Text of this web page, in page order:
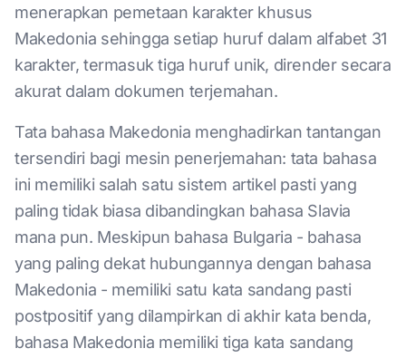
menerapkan pemetaan karakter khusus
Makedonia sehingga setiap huruf dalam alfabet 31
karakter, termasuk tiga huruf unik, dirender secara
akurat dalam dokumen terjemahan.
Tata bahasa Makedonia menghadirkan tantangan
tersendiri bagi mesin penerjemahan: tata bahasa
ini memiliki salah satu sistem artikel pasti yang
paling tidak biasa dibandingkan bahasa Slavia
mana pun. Meskipun bahasa Bulgaria - bahasa
yang paling dekat hubungannya dengan bahasa
Makedonia - memiliki satu kata sandang pasti
postpositif yang dilampirkan di akhir kata benda,
bahasa Makedonia memiliki tiga kata sandang